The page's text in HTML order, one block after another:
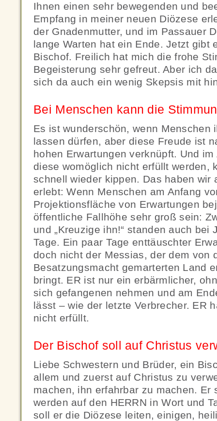
Ihnen einen sehr bewegenden und
Empfang in meiner neuen Diözese
der Gnadenmutter, und im Passauer
lange Warten hat ein Ende. Jetzt gibt
Bischof. Freilich hat mich die frohe
Begeisterung sehr gefreut. Aber ich
sich da auch ein wenig Skepsis mit
Bei Menschen kann die
Es ist wunderschön, wenn Menschen
lassen dürfen, aber diese Freude ist
hohen Erwartungen verknüpft. Und
diese womöglich nicht erfüllt werden,
schnell wieder kippen. Das haben wir
erlebt: Wenn Menschen am Anfang
Projektionsfläche von Erwartungen
öffentliche Fallhöhe sehr groß sein:
und „Kreuzige ihn!“ standen auch bei
Tage. Ein paar Tage enttäuschter
doch nicht der Messias, der dem von
Besatzungsmacht gemarterten Land
bringt. ER ist nur ein erbärmlicher,
sich gefangenen nehmen und am
lässt – wie der letzte Verbrecher. ER
nicht erfüllt.
Der Bischof soll auf Christus
Liebe Schwestern und Brüder, ein
allem und zuerst auf Christus zu
machen, ihn erfahrbar zu machen. Er
werden auf den HERRN in Wort und
soll er die Diözese leiten, einigen,